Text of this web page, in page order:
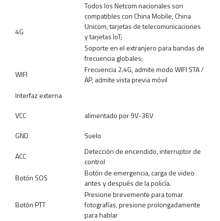
4G
Todos los Netcom nacionales son
compatibles con China Mobile, China
Unicom, tarjetas de telecomunicaciones
y tarjetas IoT;
Soporte en el extranjero para bandas de
frecuencia globales;
WIFI
Frecuencia 2.4G, admite modo WIFI STA /
AP, admite vista previa móvil
Interfaz externa
VCC
alimentado por 9V-36V
GND
Suelo
ACC
Detección de encendido, interruptor de
control
Botón SOS
Botón de emergencia, carga de video
antes y después de la policía.
Botón PTT
Presione brevemente para tomar
fotografías, presione prolongadamente
para hablar